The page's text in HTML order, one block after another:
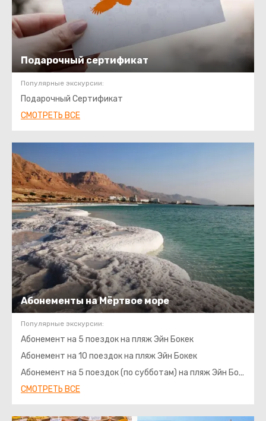
Подарочный сертификат
Популярные экскурсии:
Подарочный Сертификат
СМОТРЕТЬ ВСЕ
Абонементы на Мёртвое море
Популярные экскурсии:
Абонемент на 5 поездок на пляж Эйн Бокек
Абонемент на 10 поездок на пляж Эйн Бокек
Абонемент на 5 поездок (по субботам) на пляж Эйн Бокек
СМОТРЕТЬ ВСЕ